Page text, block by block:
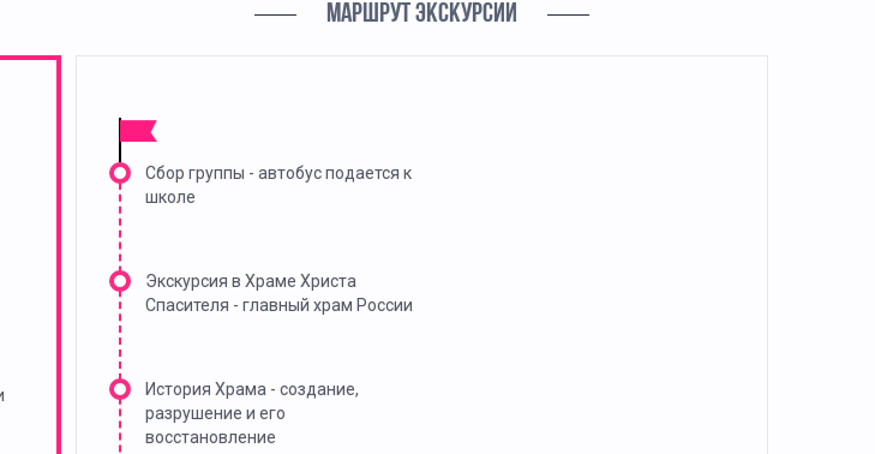
МАРШРУТ ЭКСКУРСИИ
Сбор группы - автобус подается к
школе
Экскурсия в Храме Христа
Спасителя - главный храм России
История Храма - создание,
разрушение и его
восстановление